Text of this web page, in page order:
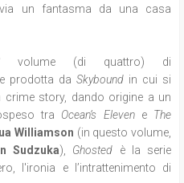
un fantasma da una casa
(di quattro) di
prodotta da Skybound in cui si
story, dando origine a un
tra Ocean’s Elevene The
Williamson (in questo volume,
Sudzuka), Ghosted è la serie
l'ironia e l’intrattenimento di